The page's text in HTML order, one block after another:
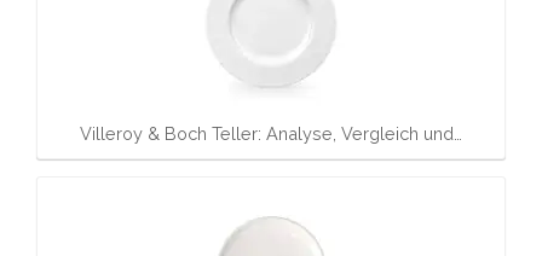
Villeroy & Boch Teller: Analyse, Vergleich und…